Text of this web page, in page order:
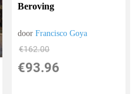
Beroving
doorFrancisco Goya
€162.00
€93.96